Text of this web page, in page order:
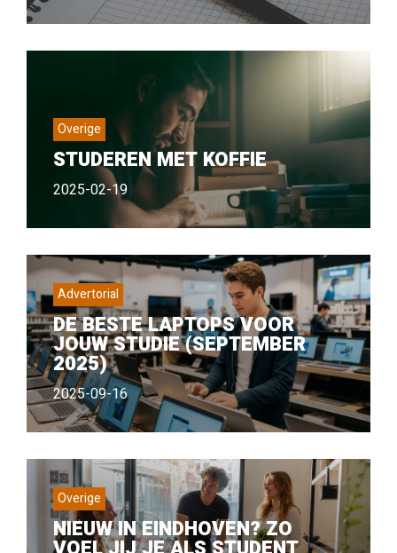
Overige
STUDEREN MET KOFFIE
2025-02-19
Advertorial
DE BESTE LAPTOPS VOOR
JOUW STUDIE (SEPTEMBER
2025)
2025-09-16
Overige
NIEUW IN EINDHOVEN? ZO